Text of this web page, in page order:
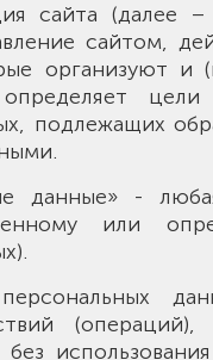
сайта (далее
сайтом,
организуют и
цели
подлежащих
данные» -
или
персональных